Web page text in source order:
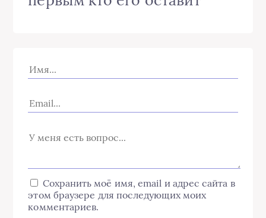
Сохранить моё имя, email и адрес сайта в
этом браузере для последующих моих
комментариев.